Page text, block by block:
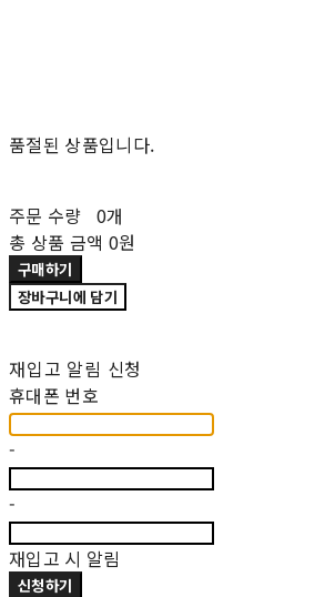
품절된 상품입니다.
주문 수량 0개
총 상품 금액 0원
구매하기
장바구니에 담기
재입고 알림 신청
휴대폰 번호
-
-
재입고 시 알림
신청하기